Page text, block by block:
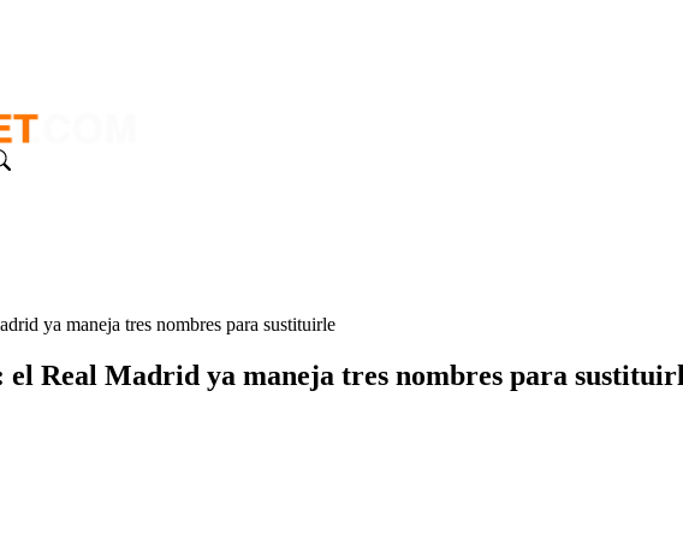
ya maneja tres nombres para sustituirle
el Real Madrid ya maneja tres nombres para